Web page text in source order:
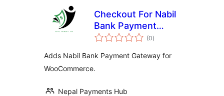
Checkout For Nabil
Bank Payment
Gateway by Nepal
(0загальний
рейтинг
)
Adds Nabil Bank Payment Gateway for
WooCommerce.
Nepal Payments Hub